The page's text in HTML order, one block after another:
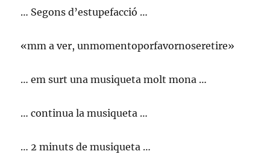
… Segons d’estupefacció …
«mm a ver, unmomentoporfavornoseretire»
… em surt una musiqueta molt mona …
… continua la musiqueta …
… 2 minuts de musiqueta …